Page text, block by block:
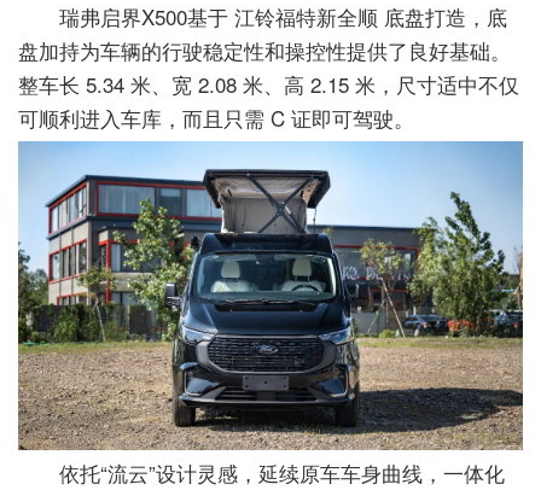
瑞弗启界X500基于 江铃福特新全顺 底盘打造，底
盘加持为车辆的行驶稳定性和操控性提供了良好基础。
整车长 5.34 米、宽 2.08 米、高 2.15 米，尺寸适中不仅
可顺利进入车库，而且只需 C 证即可驾驶。
依托“流云”设计灵感，延续原车车身曲线，一体化